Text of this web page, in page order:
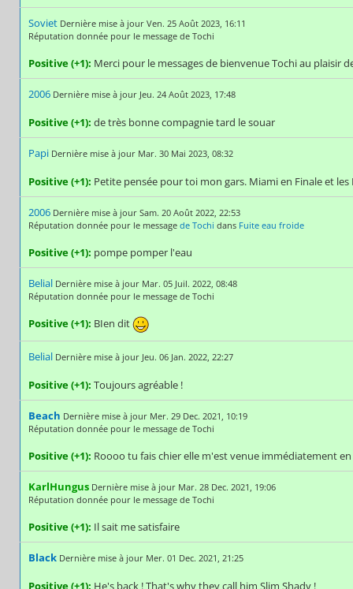
Soviet Dernière mise à jour Ven. 25 Août 2023, 16:11
Réputation donnée pour le message de Tochi
Positive (+1): Merci pour le messages de bienvenue Tochi au plaisir
2006 Dernière mise à jour Jeu. 24 Août 2023, 17:48
Positive (+1): de très bonne compagnie tard le souar
Papi Dernière mise à jour Mar. 30 Mai 2023, 08:32
Positive (+1): Petite pensée pour toi mon gars. Miami en Finale et
2006 Dernière mise à jour Sam. 20 Août 2022, 22:53
Réputation donnée pour le message de Tochi dans Fuite eau froide
Positive (+1): pompe pomper l'eau
Belial Dernière mise à jour Mar. 05 Juil. 2022, 08:48
Réputation donnée pour le message de Tochi
Positive (+1): BIen dit
Belial Dernière mise à jour Jeu. 06 Jan. 2022, 22:27
Positive (+1): Toujours agréable !
Beach Dernière mise à jour Mer. 29 Dec. 2021, 10:19
Réputation donnée pour le message de Tochi
Positive (+1): Roooo tu fais chier elle m'est venue immédiatement
KarlHungus Dernière mise à jour Mar. 28 Dec. 2021, 19:06
Réputation donnée pour le message de Tochi
Positive (+1): Il sait me satisfaire
Black Dernière mise à jour Mer. 01 Dec. 2021, 21:25
Positive (+1): He's back ! That's why they call him Slim Shady !